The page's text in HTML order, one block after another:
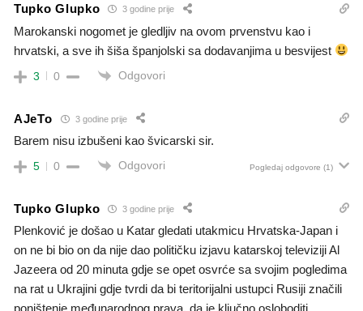
Tupko Glupko 3 godine prije
Marokanski nogomet je gledljiv na ovom prvenstvu kao i
hrvatski, a sve ih šiša španjolski sa dodavanjima u besvijest
3 0 Odgovori
AJeTo 3 godine prije
Barem nisu izbušeni kao švicarski sir.
5 0 Odgovori Pogledaj odgovore (1)
Tupko Glupko 3 godine prije
Plenković je došao u Katar gledati utakmicu Hrvatska-Japan i
on ne bi bio on da nije dao političku izjavu katarskoj televiziji Al
Jazeera od 20 minuta gdje se opet osvrće sa svojim pogledima
na rat u Ukrajini gdje tvrdi da bi teritorijalni ustupci Rusiji značili